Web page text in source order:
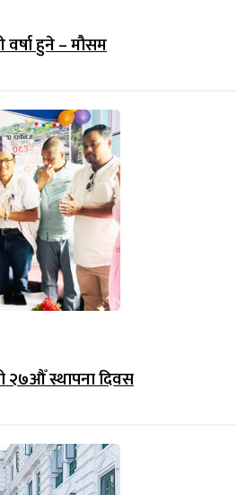
हुने – मौसम
२७औँ स्थापना दिवस